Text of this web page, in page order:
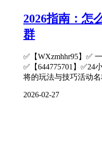
2026指南：怎
群
✅【WXzmhhr95】✅
✅【644775701】✅24
将的玩法与技巧活动
2026-02-27